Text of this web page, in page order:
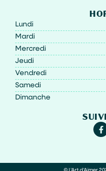
Lundi
Mardi
Mercredi
Jeudi
Vendredi
Samedi
Dimanche